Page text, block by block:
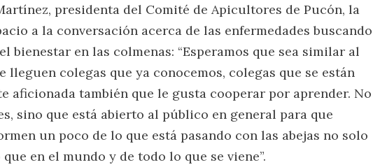
presidenta del Comité de Apicultores de Pucón, la
a la conversación acerca de las enfermedades buscando
bienestar en las colmenas: “Esperamos que sea similar al
lleguen colegas que ya conocemos, colegas que se están
aficionada también que le gusta cooperar por aprender. No
sino que está abierto al público en general para que
un poco de lo que está pasando con las abejas no solo
en el mundo y de todo lo que se viene”.